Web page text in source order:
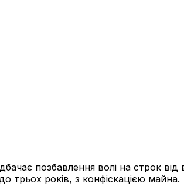
позбавлення волі на строк
трьох років, з конфіскацією майна.